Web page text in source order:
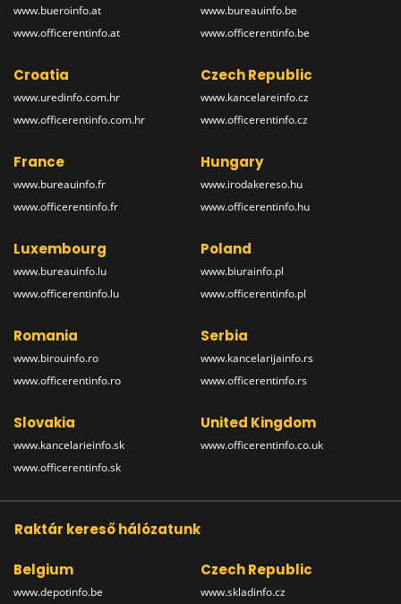
www.bueroinfo.at
www.officerentinfo.at
www.bureauinfo.be
www.officerentinfo.be
Croatia
www.uredinfo.com.hr
www.officerentinfo.com.hr
Czech Republic
www.kancelareinfo.cz
www.officerentinfo.cz
France
www.bureauinfo.fr
www.officerentinfo.fr
Hungary
www.irodakereso.hu
www.officerentinfo.hu
Luxembourg
www.bureauinfo.lu
www.officerentinfo.lu
Poland
www.biurainfo.pl
www.officerentinfo.pl
Romania
www.birouinfo.ro
www.officerentinfo.ro
Serbia
www.kancelarijainfo.rs
www.officerentinfo.rs
Slovakia
www.kancelarieinfo.sk
www.officerentinfo.sk
United Kingdom
www.officerentinfo.co.uk
Raktár kereső hálózatunk
Belgium
www.depotinfo.be
Czech Republic
www.skladinfo.cz